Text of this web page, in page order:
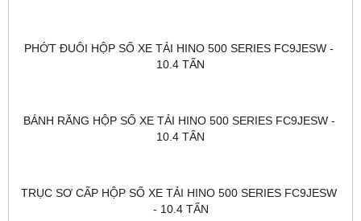
PHỚT ĐUÔI HỘP SỐ XE TẢI HINO 500 SERIES FC9JESW -
10.4 TẤN
BÁNH RĂNG HỘP SỐ XE TẢI HINO 500 SERIES FC9JESW -
10.4 TẤN
TRỤC SƠ CẤP HỘP SỐ XE TẢI HINO 500 SERIES FC9JESW
- 10.4 TẤN